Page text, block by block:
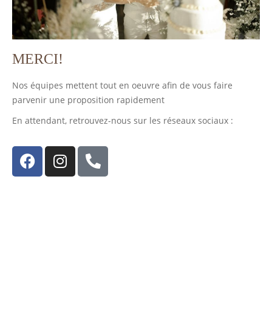
MERCI!
Nos équipes mettent tout en oeuvre afin de vous faire
parvenir une proposition rapidement
En attendant, retrouvez-nous sur les réseaux sociaux :